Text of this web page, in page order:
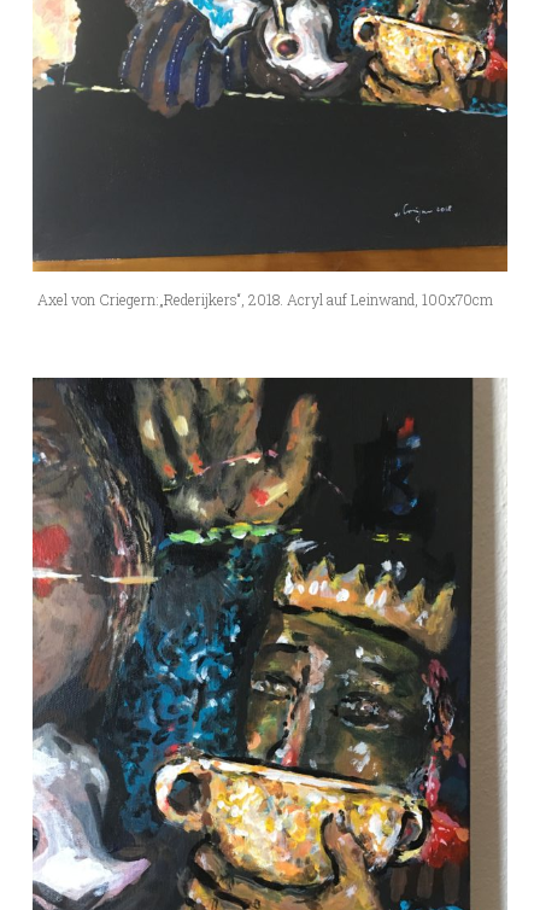
Axel von Criegern:„Rederijkers“, 2018. Acryl auf Leinwand, 100x70cm